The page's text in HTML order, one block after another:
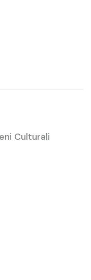
Culturali